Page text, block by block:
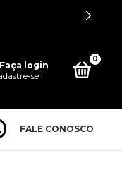
Faça login
se
0
FALE CONOSCO